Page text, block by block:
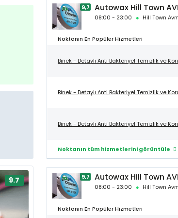
9.7
9,7 Autowax Hill Town
08:00 - 23:00 Hill Town
Noktanın En Popüler Hizmetleri
Binek - Detaylı Anti Bakteriyel Temizlik ve
Binek - Detaylı Anti Bakteriyel Temizlik ve
Binek - Detaylı Anti Bakteriyel Temizlik ve
Noktanın tüm hizmetlerini görüntüle
9,7 Autowax Hill Town
08:00 - 23:00 Hill Town
Noktanın En Popüler Hizmetleri